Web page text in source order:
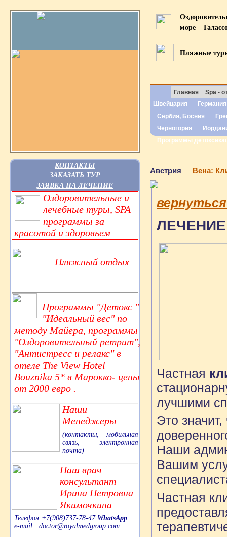
КОНТАКТЫ
ЗАКАЗАТЬ ТУР
ЗАЯВКА НА ЛЕЧЕНИЕ
Оздоровительные и
лечебные туры, SPA
программы за
красотой и здоровьем
Пляжный отдых
Программы "Детокс "
"Идеальный вес" по
методу Майера, программы
"Оздоровительный ретрит",
"Антистресс и релакс" в
отеле The View Hotel
Bouznika 5* в Марокко- цены
от 2000 евро .
Наши
Менеджеры
(контакты, мобильная
связь, электронная
почта)
Наш врач
консультант
Ирина Петровна
Якимочкина
Телефон:+7(908)737-78-47 WhatsApp
e-mail : doctor@royalmedgroup.com
море
Пляжные
Главная
Spa -
Швейцария
Германия
Сербия, Босния
Черногория
Программы
Австрия Вена:
Частная
лучшими
Это
Наши
Вашим
Частная